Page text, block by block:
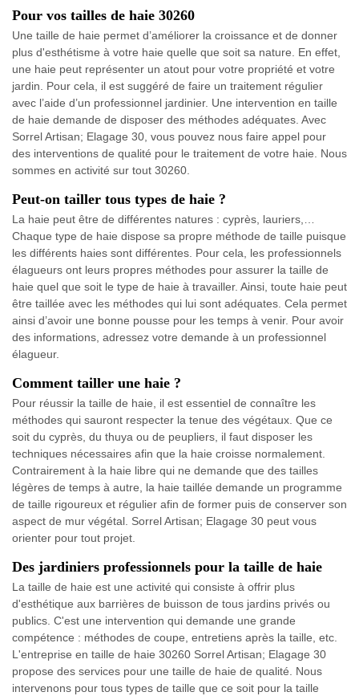
Pour vos tailles de haie 30260
Une taille de haie permet d’améliorer la croissance et de donner
plus d'esthétisme à votre haie quelle que soit sa nature. En effet,
une haie peut représenter un atout pour votre propriété et votre
jardin. Pour cela, il est suggéré de faire un traitement régulier
avec l’aide d’un professionnel jardinier. Une intervention en taille
de haie demande de disposer des méthodes adéquates. Avec
Sorrel Artisan; Elagage 30, vous pouvez nous faire appel pour
des interventions de qualité pour le traitement de votre haie. Nous
sommes en activité sur tout 30260.
Peut-on tailler tous types de haie ?
La haie peut être de différentes natures : cyprès, lauriers,…
Chaque type de haie dispose sa propre méthode de taille puisque
les différents haies sont différentes. Pour cela, les professionnels
élagueurs ont leurs propres méthodes pour assurer la taille de
haie quel que soit le type de haie à travailler. Ainsi, toute haie peut
être taillée avec les méthodes qui lui sont adéquates. Cela permet
ainsi d’avoir une bonne pousse pour les temps à venir. Pour avoir
des informations, adressez votre demande à un professionnel
élagueur.
Comment tailler une haie ?
Pour réussir la taille de haie, il est essentiel de connaître les
méthodes qui sauront respecter la tenue des végétaux. Que ce
soit du cyprès, du thuya ou de peupliers, il faut disposer les
techniques nécessaires afin que la haie croisse normalement.
Contrairement à la haie libre qui ne demande que des tailles
légères de temps à autre, la haie taillée demande un programme
de taille rigoureux et régulier afin de former puis de conserver son
aspect de mur végétal. Sorrel Artisan; Elagage 30 peut vous
orienter pour tout projet.
Des jardiniers professionnels pour la taille de haie
La taille de haie est une activité qui consiste à offrir plus
d'esthétique aux barrières de buisson de tous jardins privés ou
publics. C'est une intervention qui demande une grande
compétence : méthodes de coupe, entretiens après la taille, etc.
L'entreprise en taille de haie 30260 Sorrel Artisan; Elagage 30
propose des services pour une taille de haie de qualité. Nous
intervenons pour tous types de taille que ce soit pour la taille